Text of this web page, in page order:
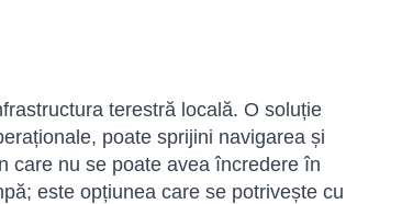
terestră locală. O soluție
poate sprijini navigarea și
care nu se poate avea încredere în
este opțiunea care se potrivește cu